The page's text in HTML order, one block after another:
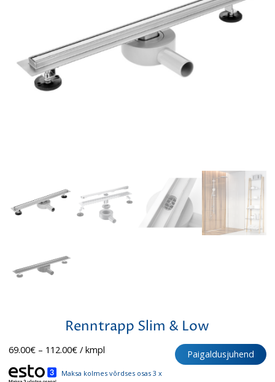
Renntrapp Slim & Low
Paigaldusjuhend
69.00€ – 112.00€Hinnavahemik:
kuni
/ kmpl
Maksa kolmes võrdses osas 3 x